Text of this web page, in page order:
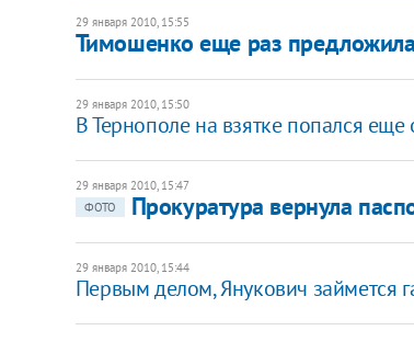
29 января 2010, 15:55
Тимошенко еще раз
29 января 2010, 15:50
В Тернополе на взятке попался
29 января 2010, 15:47
ФОТО
Прокуратура вернула
29 января 2010, 15:44
Первым делом, Янукович займется